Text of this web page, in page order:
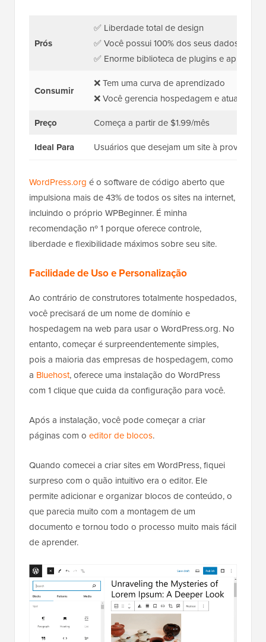
Prós
✅ Liberdade total de design
✅ Você possui 100% dos seus dados
✅ Enorme biblioteca de plugins e aplicativos
Consumir
❌ Tem uma curva de aprendizado
❌ Você gerencia hospedagem e
Preço Começa a partir de $1.99/mês
Ideal Para Usuários que desejam um site à prova de
WordPress.org é o software de código aberto que
impulsiona mais de 43% de todos os sites na internet,
incluindo o próprio WPBeginner. É minha
recomendação nº 1 porque oferece controle,
liberdade e flexibilidade máximos sobre seu site.
Facilidade de Uso e Personalização
Ao contrário de construtores totalmente hospedados,
você precisará de um nome de domínio e
hospedagem na web para usar o WordPress.org. No
entanto, começar é surpreendentemente simples,
pois a maioria das empresas de hospedagem, como
a Bluehost, oferece uma instalação do WordPress
com 1 clique que cuida da configuração para você.
Após a instalação, você pode começar a criar
páginas com o editor de blocos.
Quando comecei a criar sites em WordPress, fiquei
surpreso com o quão intuitivo era o editor. Ele
permite adicionar e organizar blocos de conteúdo, o
que parecia muito com a montagem de um
documento e tornou todo o processo muito mais fácil
de aprender.